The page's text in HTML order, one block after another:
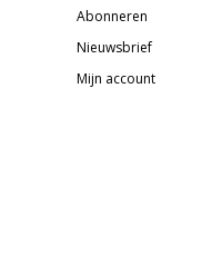
Abonneren
Nieuwsbrief
Mijn account